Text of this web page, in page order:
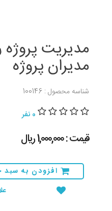
مدیریت
مدیران پروژه
شناسه محصول : 100146
0 نفر
قیمت : 1,000,000 ريال
افزودن به سبد